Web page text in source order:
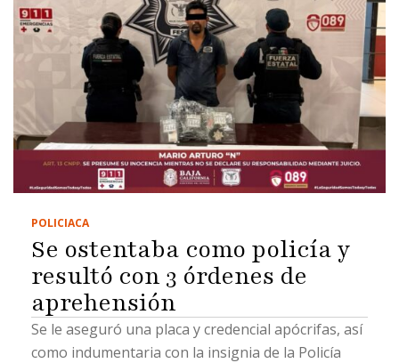
POLICIACA
Se ostentaba como policía y
resultó con 3 órdenes de
aprehensión
Se le aseguró una placa y credencial apócrifas, así
como indumentaria con la insignia de la Policía